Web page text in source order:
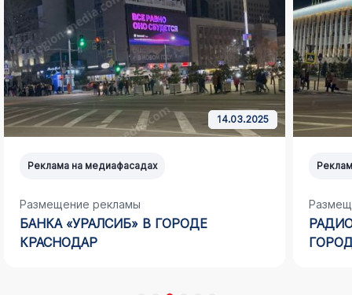
14.03.2025
Реклама на медиафасадах
Размещение рекламы
БАНКА «УРАЛСИБ» В ГОРОДЕ
КРАСНОДАР